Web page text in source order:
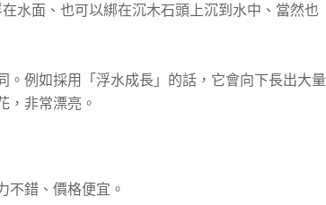
水面、也可以綁在沉木石頭上沉到水中、當然也
。例如採用「浮水成長」的話，它會向下長出大量
，非常漂亮。
不錯、價格便宜。